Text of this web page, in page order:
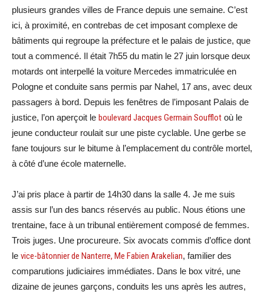
plusieurs grandes villes de France depuis une semaine. C’est
ici, à proximité, en contrebas de cet imposant complexe de
bâtiments qui regroupe la préfecture et le palais de justice, que
tout a commencé. Il était 7h55 du matin le 27 juin lorsque deux
motards ont interpellé la voiture Mercedes immatriculée en
Pologne et conduite sans permis par Nahel, 17 ans, avec deux
passagers à bord. Depuis les fenêtres de l’imposant Palais de
justice, l’on aperçoit le boulevard Jacques Germain Soufflot où le
jeune conducteur roulait sur une piste cyclable. Une gerbe se
fane toujours sur le bitume à l’emplacement du contrôle mortel,
à côté d’une école maternelle.
J’ai pris place à partir de 14h30 dans la salle 4. Je me suis
assis sur l’un des bancs réservés au public. Nous étions une
trentaine, face à un tribunal entièrement composé de femmes.
Trois juges. Une procureure. Six avocats commis d’office dont
le vice-bâtonnier de Nanterre, Me Fabien Arakelian, familier des
comparutions judiciaires immédiates. Dans le box vitré, une
dizaine de jeunes garçons, conduits les uns après les autres,